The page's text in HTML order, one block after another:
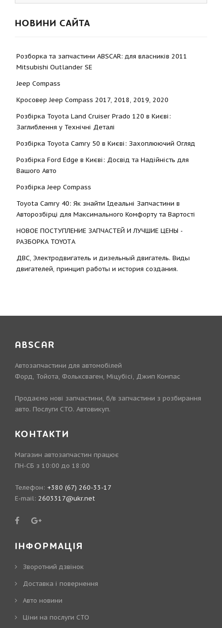
НОВИНИ САЙТА
Розборка та запчастини ABSCAR: для власників 2011
Mitsubishi Outlander SE
Jeep Compass
Кросовер Jeep Compass 2017, 2018, 2019, 2020
Розбірка Toyota Land Cruiser Prado 120 в Києві:
Заглиблення у Технічні Деталі
Розбірка Toyota Camry 50 в Києві: Захоплюючий Огляд
Розбірка Ford Edge в Києві: Досвід та Надійність для
Вашого Авто
Розбірка Jeep Compass
Toyota Camry 40: Як знайти Ідеальні Запчастини в
Авторозбірці для Максимального Комфорту та Вартості
НОВОЕ ПОСТУПЛЕНИЕ ЗАПЧАСТЕЙ И ЛУЧШИЕ ЦЕНЫ -
РАЗБОРКА TOYOTА
ДВС, Электродвигатель и дизельный двигатель. Виды
двигателей, принцип работы и история создания.
ABSCAR
Автозапчастини для автомобілей
Форд, Тойота, Фольксваген, Міцубісі, Джип Компас
Продаємо нові запчастини, б/в запчастини з розбирання
авто. Послуги СТО. Автовикуп.
КОНТАКТИ
Магазин автозапчастин працює
ПН-СБ з 10:00 до 18:00
Телефон: +380 (67) 260-33-17
E-mail: 2603317@ukr.net
ІНФОРМАЦІЯ
Зворотний дзвінок
Доставка і повернення
Авто новини
Ціни на послуги СТО